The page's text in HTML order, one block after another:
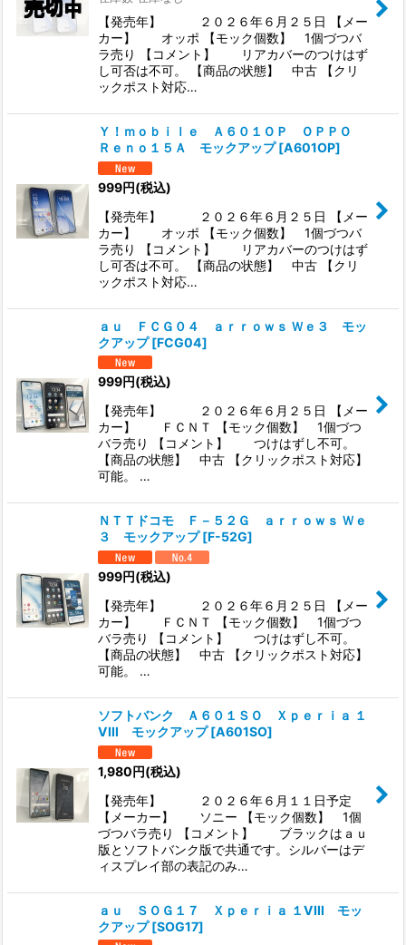
【発売年】 ２０２６年６月２５日 【メー
カー】 オッポ 【モック個数】 1個づつバ
ラ売り 【コメント】 リアカバーのつけはず
し可否は不可。 【商品の状態】 中古 【クリ
ックポスト対応…
Ｙ！ｍｏｂｉｌｅ Ａ６０１ＯＰ ＯＰＰＯ
Ｒｅｎｏ１５Ａ モックアップ [A601OP]
999円(税込)
【発売年】 ２０２６年６月２５日 【メー
カー】 オッポ 【モック個数】 1個づつバ
ラ売り 【コメント】 リアカバーのつけはず
し可否は不可。 【商品の状態】 中古 【クリ
ックポスト対応…
ａｕ ＦＣＧ０４ ａｒｒｏｗｓ Ｗｅ３ モッ
クアップ [FCG04]
999円(税込)
【発売年】 ２０２６年６月２５日 【メー
カー】 ＦＣＮＴ 【モック個数】 1個づつ
バラ売り 【コメント】 つけはずし不可。
【商品の状態】 中古 【クリックポスト対応】
可能。 …
ＮＴＴドコモ Ｆ－５２Ｇ ａｒｒｏｗｓ Ｗｅ
３ モックアップ [F-52G]
999円(税込)
【発売年】 ２０２６年６月２５日 【メー
カー】 ＦＣＮＴ 【モック個数】 1個づつ
バラ売り 【コメント】 つけはずし不可。
【商品の状態】 中古 【クリックポスト対応】
可能。 …
ソフトバンク Ａ６０１ＳＯ Ｘｐｅｒｉａ １
VIII モックアップ [A601SO]
1,980円(税込)
【発売年】 ２０２６年６月１１日予定
【メーカー】 ソニー 【モック個数】 1個
づつバラ売り 【コメント】 ブラックはａｕ
版とソフトバンク版で共通です。シルバーはデ
ィスプレイ部の表記のみ…
ａｕ ＳＯＧ１７ Ｘｐｅｒｉａ １VIII モッ
クアップ [SOG17]